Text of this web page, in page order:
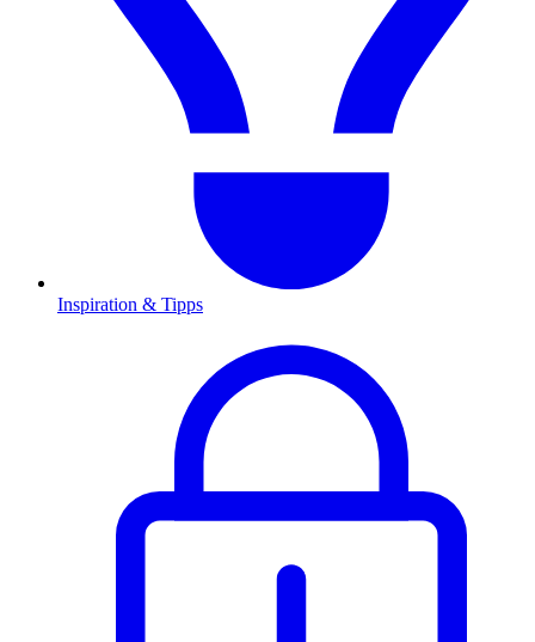
Inspiration & Tipps